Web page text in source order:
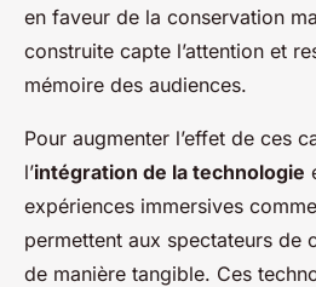
en faveur de la conservation
construite capte l’attention et
mémoire des audiences.
Pour augmenter l’effet de ces
l’intégration de la technologie
expériences immersives
permettent aux spectateurs de
de manière tangible. Ces